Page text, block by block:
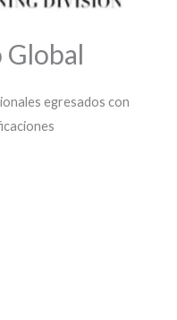
egresados con